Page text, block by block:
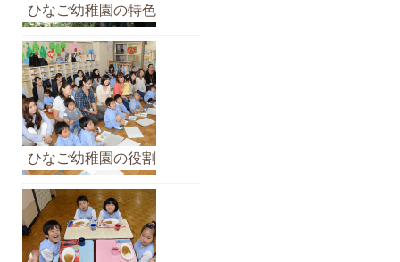
ひなご幼稚園の特色
ひなご幼稚園の役割